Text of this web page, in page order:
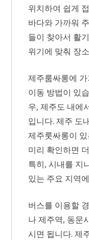
위치하여 쉽게
바다와 가까워
들이 찾아서 활
위기에 맞춰 장
제주룸싸롱에
이동 방법이 있
우, 제주도 내에
입니다. 제주 도
제주룻싸롱이
미리 확인하면
특히, 시내를 지
있는 주요 지역
버스를 이용할
나 제주역, 동문
시면 됩니다. 제